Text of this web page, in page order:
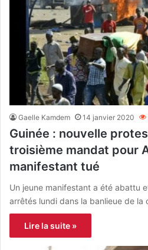
Gaelle Kamdem 14 janvier 2020
Guinée : nouvelle
troisième mandat pour
manifestant tué
Un jeune manifestant a été abattu
arrêtés lundi dans la banlieue de
Lire la suite »